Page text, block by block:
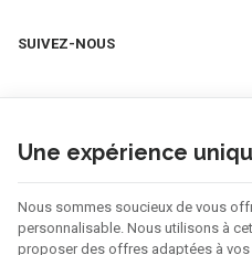
SUIVEZ-NOUS
Une expérience
Nous sommes soucieux de vous
personnalisable. Nous utilisons à
proposer des offres adaptées à vos